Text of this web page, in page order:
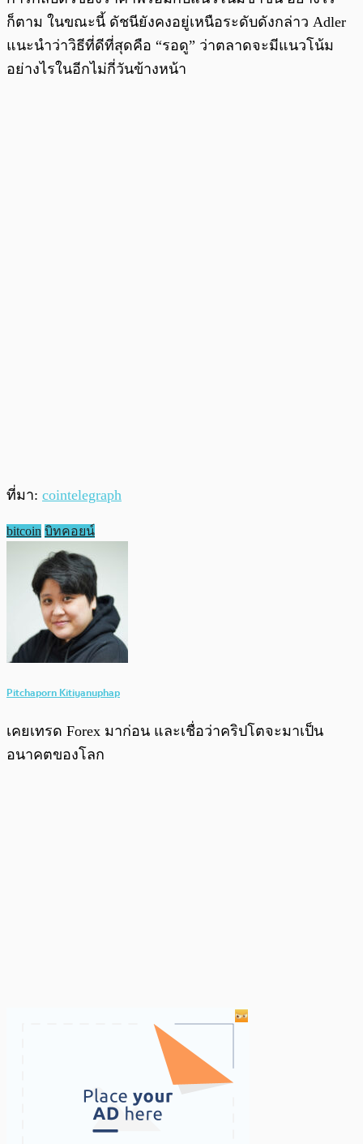
ก็ตาม ในขณะนี้ ดัชนียังคงอยู่เหนือระดับดังกล่าว Adler
แนะนำว่าวิธีที่ดีที่สุดคือ “รอดู” ว่าตลาดจะมีแนวโน้ม
อย่างไรในอีกไม่กี่วันข้างหน้า
ที่มา: cointelegraph
bitcoin บิทคอยน์
Pitchaporn Kitiyanuphap
เคยเทรด Forex มาก่อน และเชื่อว่าคริปโตจะมาเป็น
อนาคตของโลก